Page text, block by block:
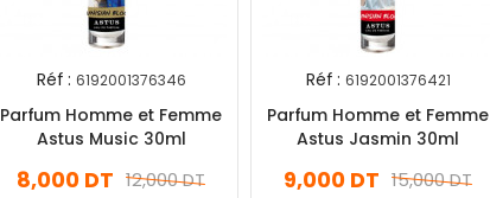
Réf : 6192001376346
Parfum Homme et Femme
Astus Music 30ml
12,000 DT
8,000 DT
Réf : 6192001376421
Parfum Homme et Femme
Astus Jasmin 30ml
15,000 DT
9,000 DT